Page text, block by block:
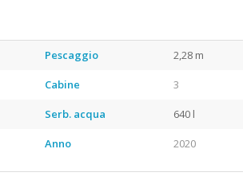
Pescaggio 2,28 m
Cabine 3
Serb. acqua 640 l
Anno 2020